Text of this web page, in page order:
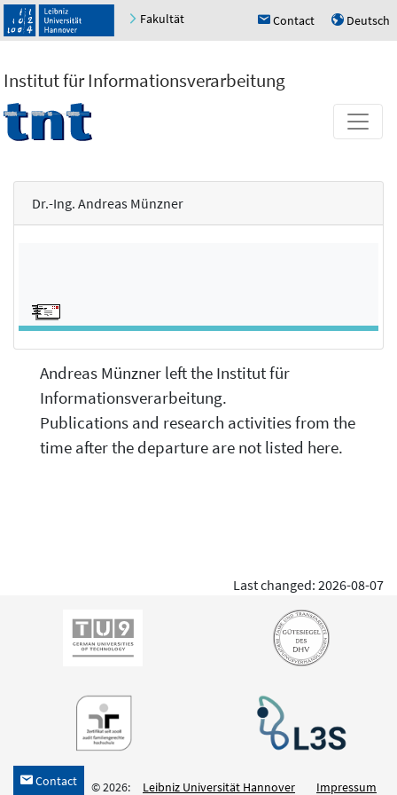
Fakultät h Contact u Deutsch
Institut für Informationsverarbeitung
Dr.-Ing. Andreas Münzner
Andreas Münzner left the Institut für
Informationsverarbeitung.
Publications and research activities from the
time after the departure are not listed here.
Last changed: 2026-08-07
h Contact © 2026: Leibniz Universität Hannover Impressum